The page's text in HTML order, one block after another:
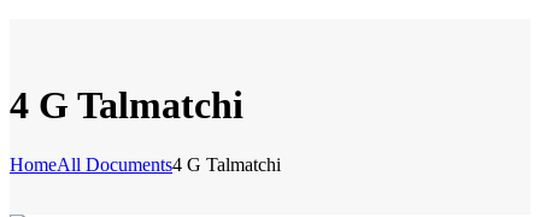
4 G Talmatchi
HomeAll Documents4 G Talmatchi